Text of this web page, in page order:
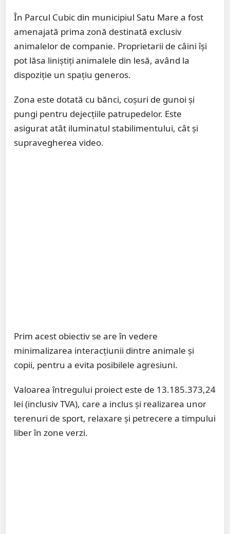
În Parcul Cubic din municipiul Satu Mare a fost
amenajată prima zonă destinată exclusiv
animalelor de companie. Proprietarii de câini își
pot lăsa liniștiți animalele din lesă, având la
dispoziție un spațiu generos.
Zona este dotată cu bănci, coșuri de gunoi și
pungi pentru dejecțiile patrupedelor. Este
asigurat atât iluminatul stabilimentului, cât și
supravegherea video.
Prim acest obiectiv se are în vedere
minimalizarea interacțiunii dintre animale și
copii, pentru a evita posibilele agresiuni.
Valoarea întregului proiect este de 13.185.373,24
lei (inclusiv TVA), care a inclus și realizarea unor
terenuri de sport, relaxare și petrecere a timpului
liber în zone verzi.